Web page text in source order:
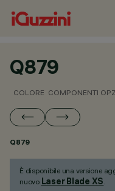
Q879
COLORE COMPONENTI
Q879
È disponibile una versione
nuovo Laser Blade XS.